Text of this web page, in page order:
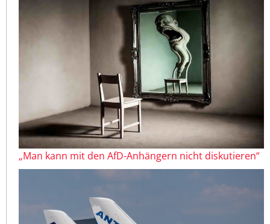
„Man kann mit den AfD-Anhängern nicht diskutieren“